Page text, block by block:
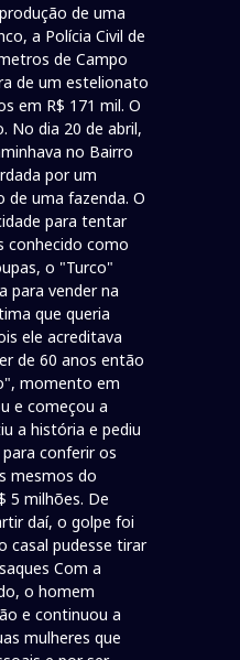
de uma
a Polícia Civil de
de Campo
de um estelionato
em R$ 171 mil. O
No dia 20 de abril,
no Bairro
por um
de uma fazenda. O
para tentar
conhecido como
o "Turco"
para vender na
que queria
ele acreditava
de 60 anos então
momento em
e começou a
a história e pediu
conferir os
mesmos do
5 milhões. De
daí, o golpe foi
casal pudesse tirar
Com a
o homem
e continuou a
mulheres que